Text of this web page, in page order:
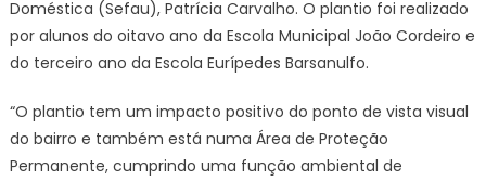
Doméstica (Sefau), Patrícia Carvalho. O plantio foi realizado
por alunos do oitavo ano da Escola Municipal João Cordeiro e
do terceiro ano da Escola Eurípedes Barsanulfo.
“O plantio tem um impacto positivo do ponto de vista visual
do bairro e também está numa Área de Proteção
Permanente, cumprindo uma função ambiental de